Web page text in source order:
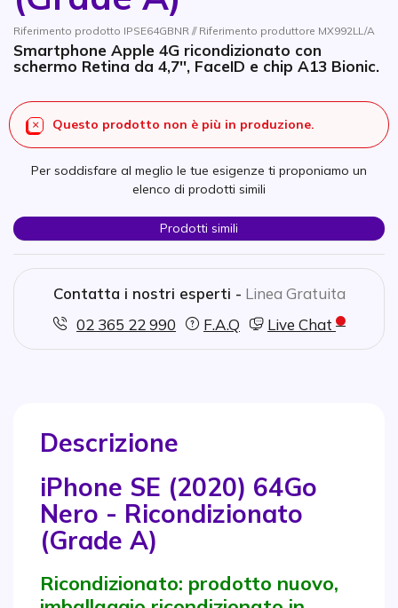
Riferimento prodotto IPSE64GBNR // Riferimento produttore MX992LL/A
Smartphone Apple 4G ricondizionato con
schermo Retina da 4,7'', FaceID e chip A13 Bionic.
Questo prodotto non è più in produzione.
Per soddisfare al meglio le tue esigenze ti proponiamo un
elenco di prodotti simili
Prodotti simili
Contatta i nostri esperti - Linea Gratuita
02 365 22 990
F.A.Q Live Chat
Descrizione
iPhone SE (2020) 64Go
Nero - Ricondizionato
(Grade A)
Ricondizionato: prodotto nuovo,